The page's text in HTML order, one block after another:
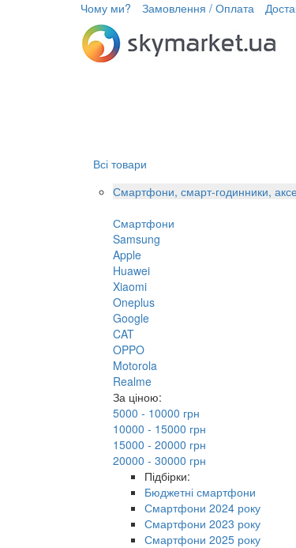
Чому ми? Замовлення / Оплата
Всі товари
Смартфони, смарт-годинники,
Смартфони
Samsung
Apple
Huawei
Xiaomi
Oneplus
Google
CAT
OPPO
Motorola
Realme
За ціною:
5000 - 10000 грн
10000 - 15000 грн
15000 - 20000 грн
20000 - 30000 грн
Підбірки:
Бюджетні смартфони
Смартфони 2024 року
Смартфони 2023 року
Смартфони 2025 року